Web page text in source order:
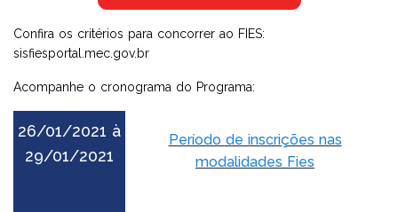
FALE CONOSCO
BENEFÍCIOS AO ALUNO
GRADUAÇÃO
TRANSFERÊNCIA
VOLTE A SER 10
RESULTADOS E MATRÍCULA
CURSOS
DIREITO
PSICOLOGIA
UNIDADE
PROMOÇÕES
Confira os critérios para concorrer ao FIES:
sisfiesportal.mec.gov.br
Acompanhe o cronograma do Programa:
26/01/2021 à
29/01/2021
Período de inscrições nas
modalidades Fies